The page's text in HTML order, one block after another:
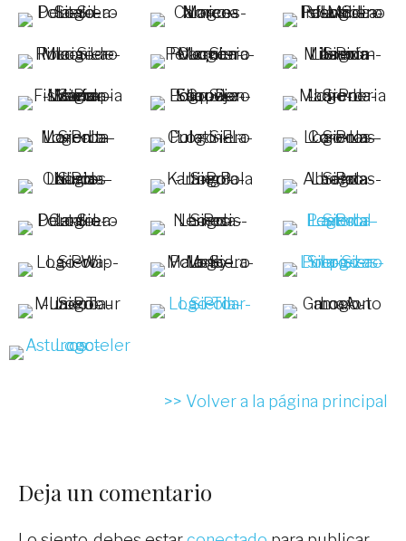
>> Volver a la página principal
Deja un comentario